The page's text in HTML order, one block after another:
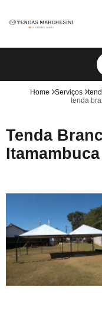
Home Serviços
tenda
Tenda
Itamambuca